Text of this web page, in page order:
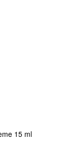
15 ml